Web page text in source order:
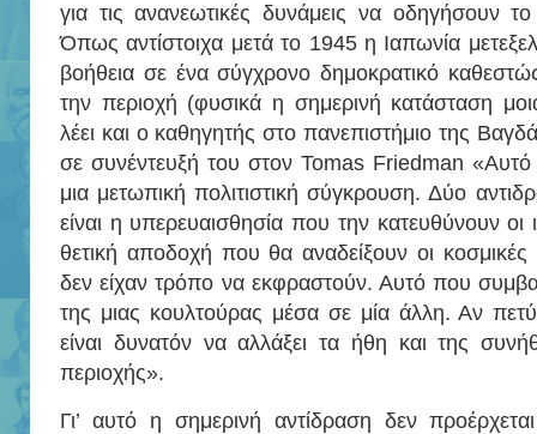
για τις ανανεωτικές δυνάμεις να οδηγήσουν
Όπως αντίστοιχα μετά το 1945 η Ιαπωνία
βοήθεια σε ένα σύγχρονο δημοκρατικό
την περιοχή (φυσικά η σημερινή κατάσταση
λέει και ο καθηγητής στο πανεπιστήμιο της
σε συνέντευξή του στον Tomas Friedman «Αυτό
μια μετωπική πολιτιστική σύγκρουση. Δύο
είναι η υπερευαισθησία που την κατευθύνουν οι
θετική αποδοχή που θα αναδείξουν οι
δεν είχαν τρόπο να εκφραστούν. Αυτό που
της μιας κουλτούρας μέσα σε μία άλλη. Αν
είναι δυνατόν να αλλάξει τα ήθη και της
περιοχής».
Γι’ αυτό η σημερινή αντίδραση δεν